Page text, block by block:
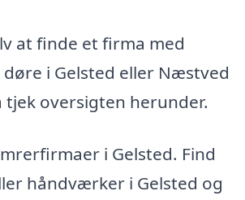
at finde et firma med
døre i Gelsted eller Næstved
tjek oversigten herunder.
i Gelsted. Find
håndværker i Gelsted og